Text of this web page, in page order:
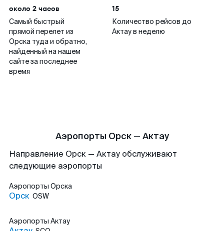
около 2 часов
Самый быстрый
прямой перелет из
Орска туда и обратно,
найденный на нашем
сайте за последнее
время
15
Количество рейсов до
Актау в неделю
Аэропорты Орск — Актау
Направление Орск — Актау обслуживают
следующие аэропорты
Аэропорты Орска
Орск OSW
Аэропорты Актау